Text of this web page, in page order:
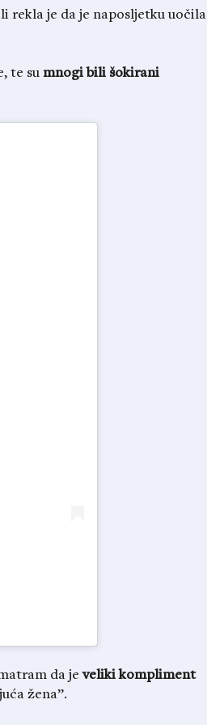
rekla je da je naposljetku uočila
te su mnogi bili šokirani
da jeveliki kompliment
žena”.